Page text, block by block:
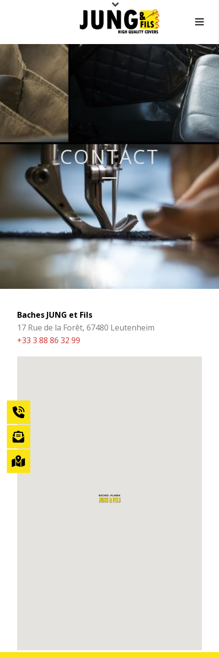
CONTACT
Baches JUNG et Fils
17 Rue de la Forêt, 67480 Leutenheim
+33 3 88 86 32 99